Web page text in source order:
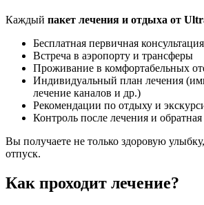
Каждый пакет лечения и отдыха от
Бесплатная первичная консультация
Встреча в аэропорту и трансферы
Проживание в комфортабельных
Индивидуальный план лечения
лечение каналов и др.)
Рекомендации по отдыху и
Контроль после лечения и обратная
Вы получаете не только здоровую
отпуск.
Как проходит лечение?